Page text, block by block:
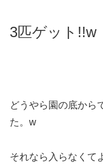
3匹ゲット!!w
どうやら園の底から
た。w
それなら入らなくて